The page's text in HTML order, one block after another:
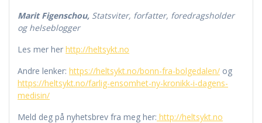
Marit Figenschou, Statsviter, forfatter, foredragsholder
og helseblogger
Les mer her http://heltsykt.no
Andre lenker: https://heltsykt.no/bonn-fra-bolgedalen/ og
https://heltsykt.no/farlig-ensomhet-ny-kronikk-i-dagens-
medisin/
Meld deg på nyhetsbrev fra meg her: http://heltsykt.no